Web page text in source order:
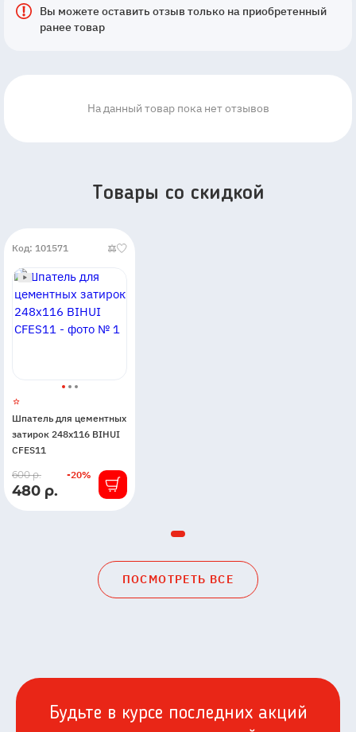
Вы можете оставить отзыв только на приобретенный
ранее товар
На данный товар пока нет отзывов
Товары со скидкой
Код: 101571
Шпатель для цементных
затирок 248х116 BIHUI
CFES11
В
наличии
480 р.
-20%
600 р.
ПОСМОТРЕТЬ ВСЕ
Будьте в курсе последних акций